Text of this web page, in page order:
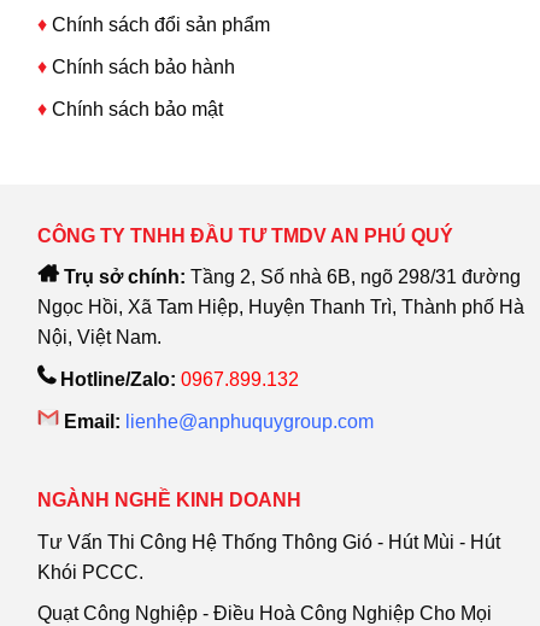
♦ Chính sách đổi sản phẩm
♦ Chính sách bảo hành
♦ Chính sách bảo mật
CÔNG TY TNHH ĐẦU TƯ TMDV AN PHÚ QUÝ
Trụ sở chính: Tầng 2, Số nhà 6B, ngõ 298/31 đường
Ngọc Hồi, Xã Tam Hiệp, Huyện Thanh Trì, Thành phố Hà
Nội, Việt Nam.
Hotline/Zalo: 0967.899.132
Email: lienhe@anphuquygroup.com
NGÀNH NGHỀ KINH DOANH
Tư Vấn Thi Công Hệ Thống Thông Gió - Hút Mùi - Hút
Khói PCCC.
Quạt Công Nghiệp - Điều Hoà Công Nghiệp Cho Mọi